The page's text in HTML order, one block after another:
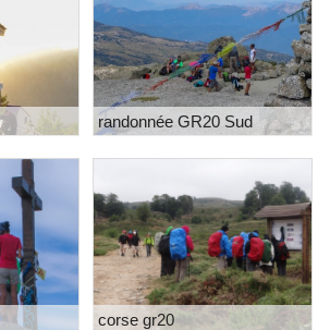
randonnée GR20 Sud
corse gr20